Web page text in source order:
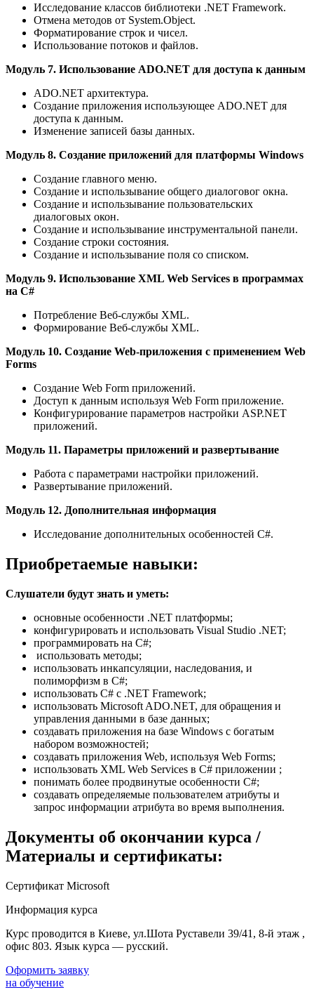
Исследование классов библиотеки .NET Framework.
Отмена методов от System.Object.
Форматирование строк и чисел.
Использование потоков и файлов.
Модуль 7. Использование ADO.NET для доступа к данным
ADO.NET архитектура.
Создание приложения использующее ADO.NET для
доступа к данным.
Изменение записей базы данных.
Модуль 8. Создание приложений для платформы Windows
Создание главного меню.
Создание и использывание общего диалоговог окна.
Создание и использывание пользовательских
диалоговых окон.
Создание и использывание инструментальной панели.
Создание строки состояния.
Создание и использывание поля со списком.
Модуль 9. Использование XML Web Services в программах
на C#
Потребление Веб-службы XML.
Формирование Веб-службы XML.
Модуль 10. Создание Web-приложения с применением Web
Forms
Создание Web Form приложений.
Доступ к данным используя Web Form приложение.
Конфигурирование параметров настройки ASP.NET
приложений.
Модуль 11. Параметры приложений и развертывание
Работа с параметрами настройки приложений.
Развертывание приложений.
Модуль 12. Дополнительная информация
Исследование дополнительных особенностей C#.
Приобретаемые навыки:
Слушатели будут знать и уметь:
основные особенности .NET платформы;
конфигурировать и использовать Visual Studio .NET;
программировать на C#;
использовать методы;
использовать инкапсуляции, наследования, и
полиморфизм в C#;
использовать C# с .NET Framework;
использовать Microsoft ADO.NET, для обращения и
управления данными в базе данных;
создавать приложения на базе Windows с богатым
набором возможностей;
создавать приложения Web, используя Web Forms;
использовать XML Web Services в C# приложении ;
понимать более продвинутые особенности C#;
создавать определяемые пользователем атрибуты и
запрос информации атрибута во время выполнения.
Документы об окончании курса /
Материалы и сертификаты:
Сертификат Microsoft
Информация курса
Курс проводится в Киеве, ул.Шота Руставели 39/41, 8-й этаж ,
офис 803. Язык курса — русский.
Оформить заявку
на обучение